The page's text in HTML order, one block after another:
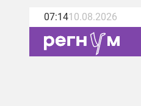
07:1410.08.2026